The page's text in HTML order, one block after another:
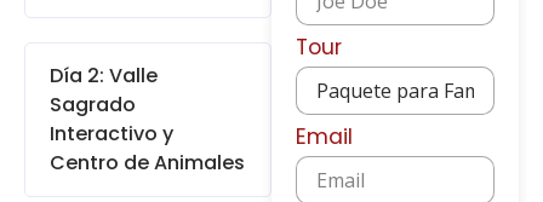
Día 2: Valle
Sagrado
Interactivo y
Centro de Animales
Tour
Email